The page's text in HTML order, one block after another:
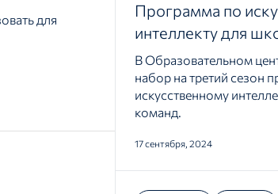
для
Программа по
интеллекту для
В Образовательном
набор на третий сезон
искусственному
команд.
17 сентября, 2024